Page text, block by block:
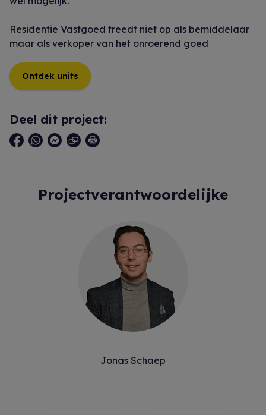
Residentie Vastgoed treedt niet op als bemiddelaar
maar als verkoper van het onroerend goed
Ontdek units
Deel dit project:
Projectverantwoordelijke
Jonas Schaep